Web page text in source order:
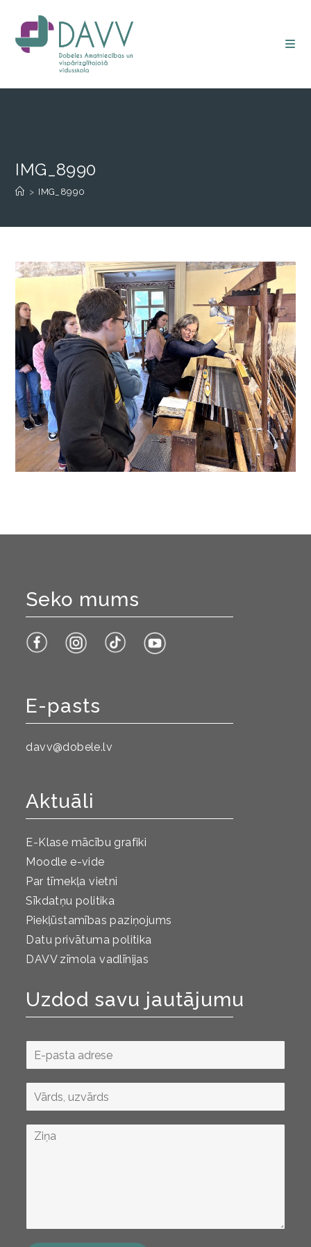
IMG_8990
> IMG_8990
Seko mums
E-pasts
davv@dobele.lv
Aktuāli
E-Klase mācību grafiki
Moodle e-vide
Par tīmekļa vietni
Sīkdatņu politika
Piekļūstamības paziņojums
Datu privātuma politika
DAVV zīmola vadlīnijas
Uzdod savu jautājumu